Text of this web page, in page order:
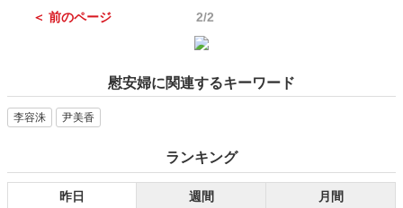
＜ 前のページ 2/2
慰安婦に関連するキーワード
李容洙 尹美香
ランキング
昨日 週間 月間